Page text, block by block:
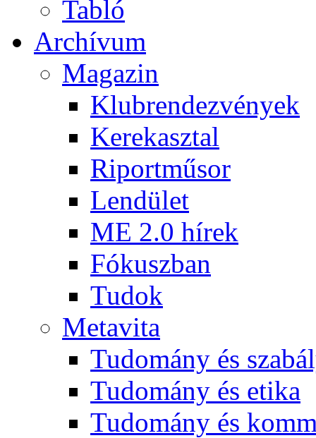
Tabló
Archívum
Magazin
Klubrendezvények
Kerekasztal
Riportműsor
Lendület
ME 2.0 hírek
Fókuszban
Tudok
Metavita
Tudomány és
Tudomány és etika
Tudomány és